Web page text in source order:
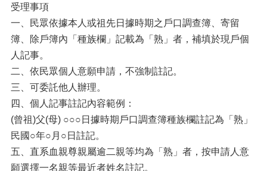
受理事項
一、民眾依據本人或祖先日據時期之戶口調查簿、寄留
簿、除戶簿內「種族欄」記載為「熟」者，補填於現戶個
人記事。
二、依民眾個人意願申請，不強制註記。
三、可委託他人辦理。
四、個人記事註記內容範例：
(曾祖)父(母) ○○○日據時期戶口調查簿種族欄註記為「熟」
民國○年○月○日註記。
五、直系血親尊親屬逾二親等均為「熟」者，按申請人意
願選擇一名親等最近者姓名註記。